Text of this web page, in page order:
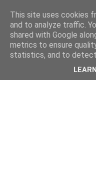
This site uses cookies
and to analyze traffic.
shared with Google
metrics to ensure
statistics, and to detect